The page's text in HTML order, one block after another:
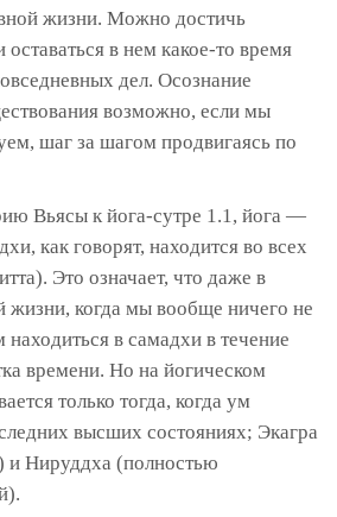
жизни. Можно достичь
в нем какое-то время
дел. Осознание
возможно, если мы
шаг за шагом продвигаясь по
Вьясы к йога-сутре 1.1, йога —
как говорят, находится во всех
Это означает, что даже в
жизни, когда мы вообще ничего не
в самадхи в течение
времени. Но на йогическом
только тогда, когда ум
высших состояниях; Экагра
и Нируддха (полностью